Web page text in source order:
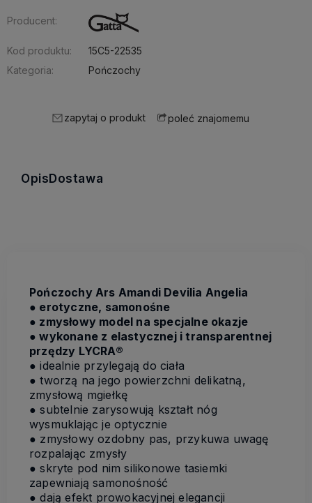
Producent:
Kod produktu:
15C5-22535
Kategoria:
Pończochy
zapytaj o produkt poleć znajomemu
Opis Dostawa
Pończochy Ars Amandi Devilia Angelia
● erotyczne, samonośne
● zmysłowy model na specjalne okazje
● wykonane z elastycznej i transparentnej
przędzy LYCRA®
● idealnie przylegają do ciała
● tworzą na jego powierzchni delikatną,
zmysłową mgiełkę
● subtelnie zarysowują kształt nóg
wysmuklając je optycznie
● zmysłowy ozdobny pas, przykuwa uwagę
rozpalając zmysły
● skryte pod nim silikonowe tasiemki
zapewniają samonośność
● dają efekt prowokacyjnej elegancji